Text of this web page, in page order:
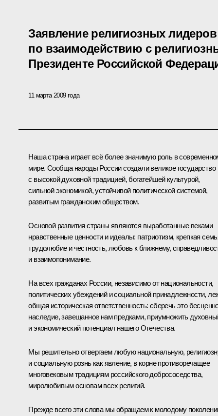
Заявление религиозных
по взаимодействию с
Президенте Российской
11 марта 2009 года
Наша страна играет всё более значимую роль в
мире. Сообща народы России создали великое государство
с высокой духовной традицией, богатейшей культурой,
сильной экономикой, устойчивой политической системой,
развитым гражданским обществом.
Основой развития страны являются выработанные веками
нравственные ценности и идеалы: патриотизм, крепкая
трудолюбие и честность, любовь к ближнему,
и взаимопонимание.
На всех гражданах России, независимо от национальности,
политических убеждений и социальной принадлежности,
общая историческая ответственность: сберечь это
наследие, завещанное нам предками, приумножить
и экономический потенциал нашего Отечества.
Мы решительно отвергаем любую национальную,
и социальную рознь как явление, в корне противоречащее
многовековым традициям российского добрососедства,
миролюбивым основам всех религий.
Прежде всего эти слова мы обращаем к молодому